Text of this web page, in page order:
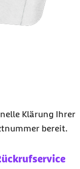
Klärung Ihrer
bereit.